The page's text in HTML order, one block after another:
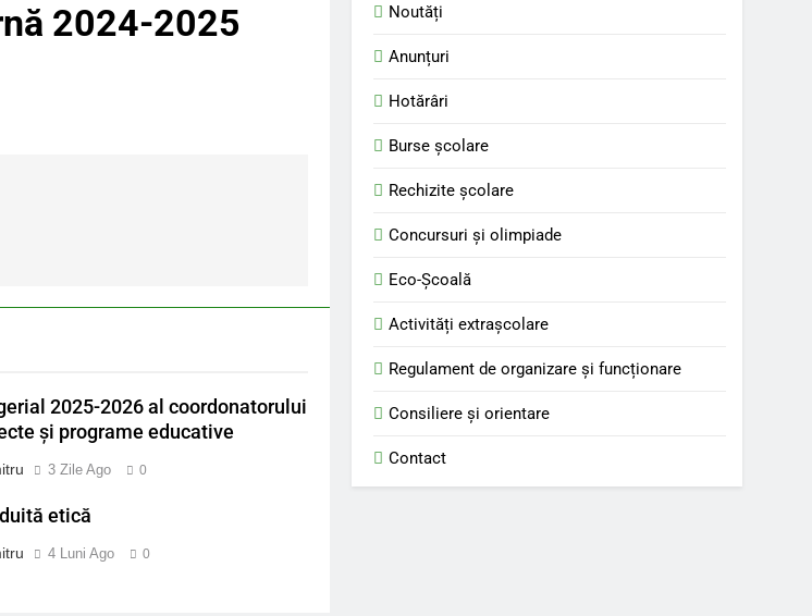
2024-2025
2025-2026 al coordonatorului
și programe educative
3 Zile Ago 0
etică
4 Luni Ago 0
Noutăți
Anunțuri
Hotărâri
Burse școlare
Rechizite școlare
Concursuri și olimpiade
Eco-Școală
Activități extrașcolare
Regulament de organizare și funcționare
Consiliere și orientare
Contact